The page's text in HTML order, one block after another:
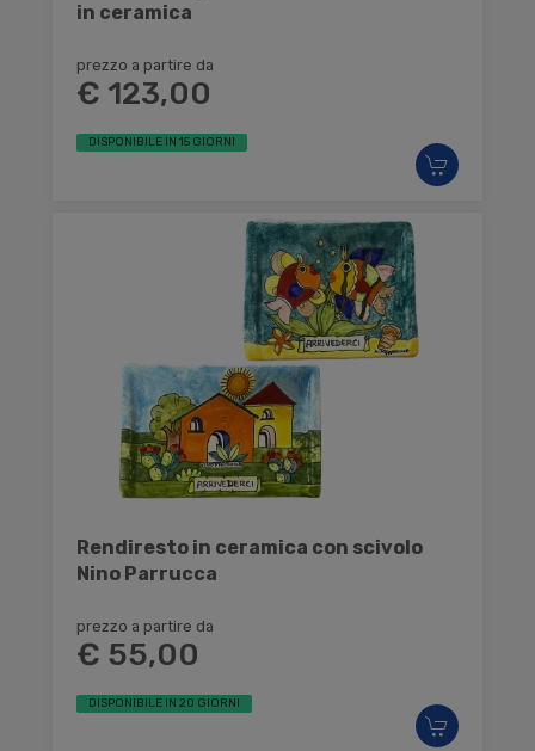
in ceramica
prezzo a partire da
€ 123,00
DISPONIBILE IN 15 GIORNI
Rendiresto in ceramica con scivolo
Nino Parrucca
prezzo a partire da
€ 55,00
DISPONIBILE IN 20 GIORNI